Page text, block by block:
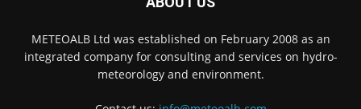
METEOALB Ltd was established on February 2008 as an
integrated company for consulting and services on hydro-
meteorology and environment.